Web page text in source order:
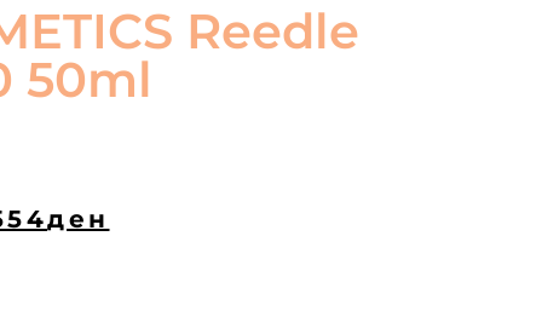
Reedle
50ml
ден